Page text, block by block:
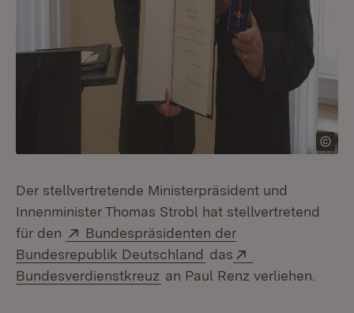
Der stellvertretende Ministerpräsident und
Innenminister Thomas Strobl hat stellvertretend
für den
Extern:
Bundespräsidenten der
Bundesrepublik Deutschland (Öffnet in neuem
das
Bundesverdienstkreuz (Öffnet in neuem Fenster)
an Paul Renz verliehen.